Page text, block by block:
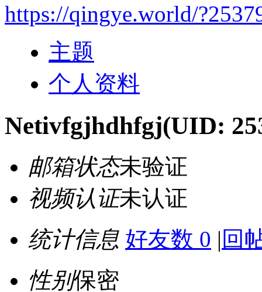
https://qingye.world/
主题
个人资料
Netivfgjhdhfgj(UID:
邮箱状态未验证
视频认证未认证
统计信息 好友数 0 | 回
性别保密